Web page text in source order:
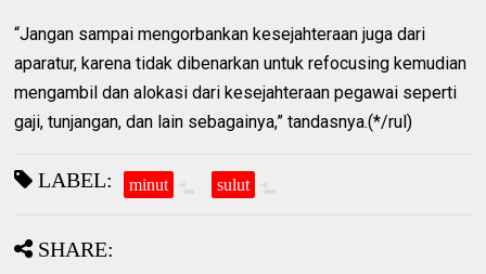
“Jangan sampai mengorbankan kesejahteraan juga dari
aparatur, karena tidak dibenarkan untuk refocusing kemudian
mengambil dan alokasi dari kesejahteraan pegawai seperti
gaji, tunjangan, dan lain sebagainya,” tandasnya.(*/rul)
LABEL: minut sulut
SHARE: